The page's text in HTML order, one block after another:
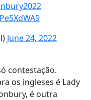
June 24, 2022
contestação.
os ingleses é Lady
é outra